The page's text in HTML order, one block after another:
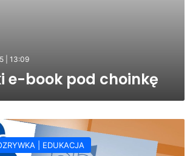
| 13:09
e-book pod choinkę
| EDUKACJA